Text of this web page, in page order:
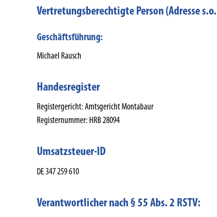
Vertretungsberechtigte Person (Adresse
Geschäftsführung:
Michael Rausch
Handesregister
Registergericht: Amtsgericht Montabaur
Registernummer: HRB 28094
Umsatzsteuer-ID
DE 347 259 610
Verantwortlicher nach § 55 Abs. 2 RSTV: